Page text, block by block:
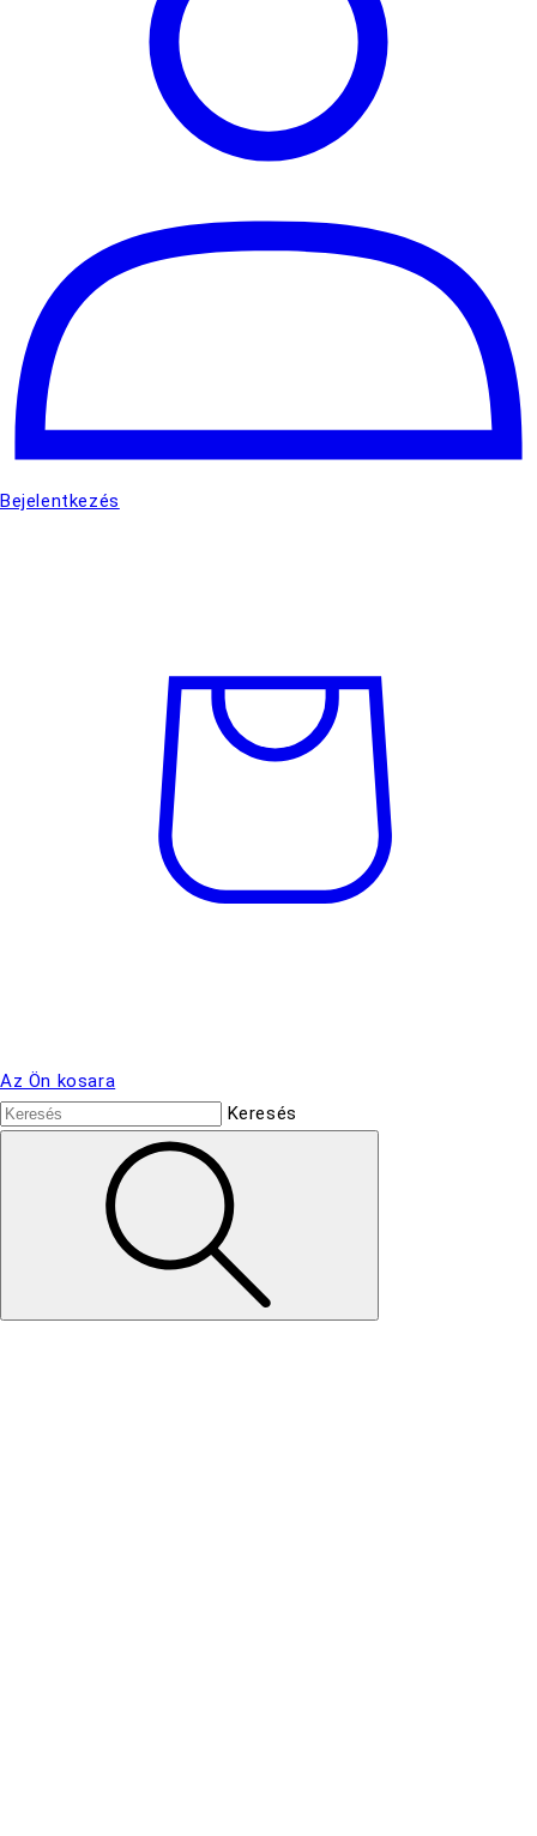
Bejelentkezés
Az Ön kosara
Keresés